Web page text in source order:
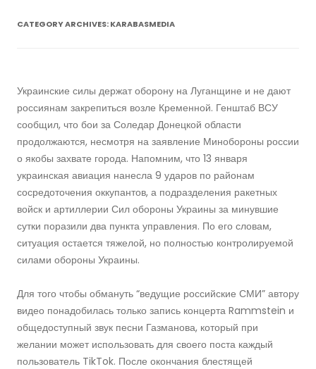
CATEGORY ARCHIVES:KARABASMEDIA
Украинские силы держат оборону на Луганщине и не дают
россиянам закрепиться возле Кременной. Генштаб ВСУ
сообщил, что бои за Соледар Донецкой области
продолжаются, несмотря на заявление Минобороны россии
о якобы захвате города. Напомним, что 13 января
украинская авиация нанесла 9 ударов по районам
сосредоточения оккупантов, а подразделения ракетных
войск и артиллерии Сил обороны Украины за минувшие
сутки поразили два пункта управления. По его словам,
ситуация остается тяжелой, но полностью контролируемой
силами обороны Украины.
Для того чтобы обмануть “ведущие российские СМИ” автору
видео понадобилась только запись концерта Rammstein и
общедоступный звук песни Газманова, который при
желании может использовать для своего поста каждый
пользователь TikTok. После окончания блестящей